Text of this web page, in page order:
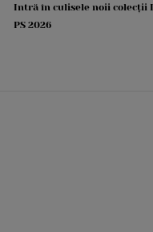
Intră în culisele noii colecții
PS 2026